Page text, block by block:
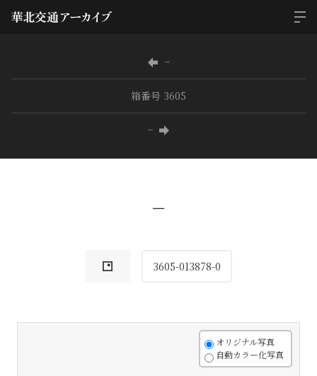
−
箱番号 3605
−
−
3605-013878-0
オリジナル写真
自動カラー化写真